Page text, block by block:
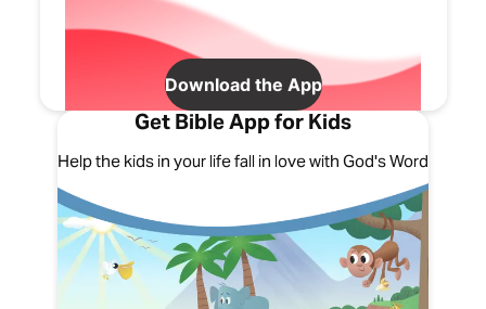
Download the App
Get Bible App for Kids
Help the kids in your life fall in love with God's Word